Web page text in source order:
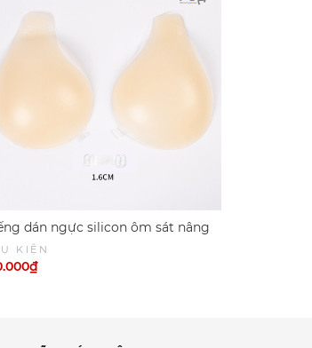
dán ngực silicon ôm sát nâng
chiếc thìa, không lộ có khóa
KIỆN